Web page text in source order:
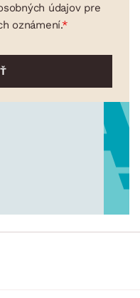
údajov pre
oznámení.